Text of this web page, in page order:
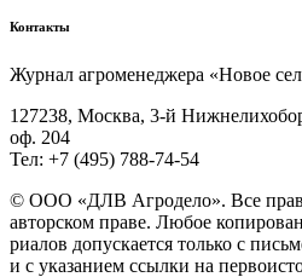
Контакты
Жур­нал агро­ме­не­дже­ра «Новое
127238, Москва, 3‑й
оф. 204
Тел: +7 (495) 788‑74‑54
© ООО «ДЛВ Агро­де­ло». Все
автор­ском пра­ве. Любое
ри­а­лов допус­ка­ет­ся толь­ко с
и с ука­за­ни­ем ссыл­ки на